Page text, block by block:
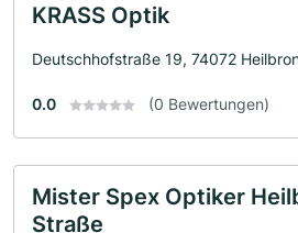
KRASS Optik
Deutschhofstraße 19, 74072
0.0 (0 Bewertungen)
Mister Spex Optiker
Straße